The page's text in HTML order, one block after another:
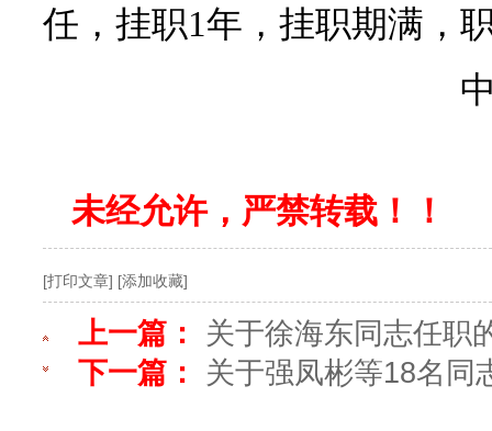
任，挂职1年，挂职期满，
中共宝
未经允许，严禁转载！！
[打印文章] [添加收藏]
上一篇：
关于徐海东同志任职
下一篇：
关于强凤彬等18名同